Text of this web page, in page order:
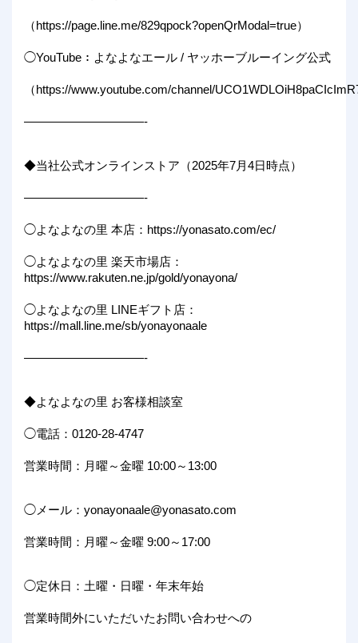
（https://page.line.me/829qpock?openQrModal=true）
◯YouTube：よなよなエール / ヤッホーブルーイング公式
（https://www.youtube.com/channel/
——————————-
◆当社公式オンラインストア（2025年7月4日時点）
——————————-
◯よなよなの里 本店：https://yonasato.com/ec/
◯よなよなの里 楽天市場店：
https://www.rakuten.ne.jp/gold/yonayona/
◯よなよなの里 LINEギフト店：
https://mall.line.me/sb/yonayonaale
——————————-
◆よなよなの里 お客様相談室
◯電話：0120-28-4747
営業時間：月曜～金曜 10:00～13:00
◯メール：yonayonaale@yonasato.com
営業時間：月曜～金曜 9:00～17:00
◯定休日：土曜・日曜・年末年始
営業時間外にいただいたお問い合わせへの